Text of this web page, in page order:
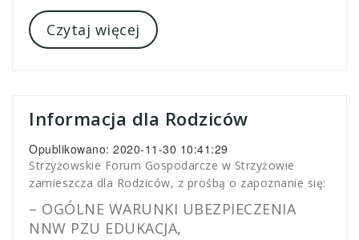
Czytaj więcej
Informacja dla Rodziców
Opublikowano: 2020-11-30 10:41:29
Strzyżowskie Forum Gospodarcze w Strzyżowie
zamieszcza dla Rodziców, z prośbą o zapoznanie się:
– OGÓLNE WARUNKI UBEZPIECZENIA
NNW PZU EDUKACJA,